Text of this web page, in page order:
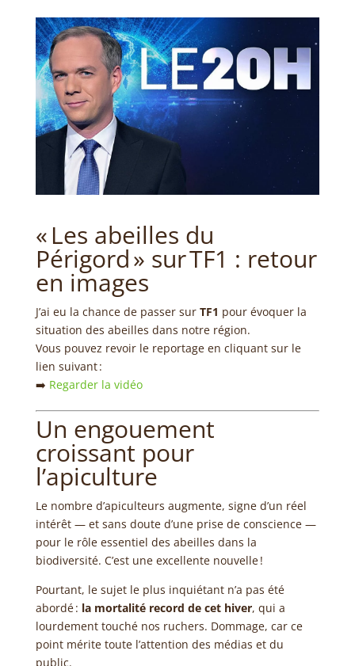
« Les abeilles du
Périgord » sur TF1 : retour
en images
J’ai eu la chance de passer sur TF1 pour évoquer la
situation des abeilles dans notre région.
Vous pouvez revoir le reportage en cliquant sur le
lien suivant :
➡️ Regarder la vidéo
Un engouement
croissant pour
l’apiculture
Le nombre d’apiculteurs augmente, signe d’un réel
intérêt — et sans doute d’une prise de conscience —
pour le rôle essentiel des abeilles dans la
biodiversité. C’est une excellente nouvelle !
Pourtant, le sujet le plus inquiétant n’a pas été
abordé : la mortalité record de cet hiver, qui a
lourdement touché nos ruchers. Dommage, car ce
point mérite toute l’attention des médias et du
public.